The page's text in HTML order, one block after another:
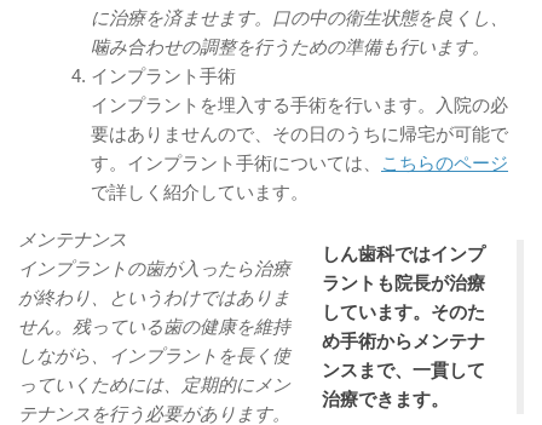
に治療を済ませます。口の中の衛生状態を良くし、
噛み合わせの調整を行うための準備も行います。
インプラント手術
インプラントを埋入する手術を行います。入院の必
要はありませんので、その日のうちに帰宅が可能で
す。インプラント手術については、
こちらのページ
で詳しく紹介しています。
しん歯科ではインプ
ラントも院長が治療
しています。そのた
め手術からメンテナ
ンスまで、一貫して
治療できます。
メンテナンス
インプラントの歯が入ったら治療
が終わり、というわけではありま
せん。残っている歯の健康を維持
しながら、インプラントを長く使
っていくためには、定期的にメン
テナンスを行う必要があります。